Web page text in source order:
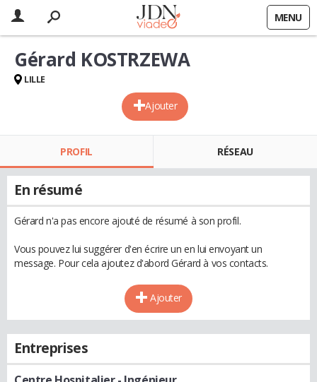
MENU
Ajouter
Gérard KOSTRZEWA
LILLE
PROFIL RÉSEAU
En résumé
Gérard n'a pas encore ajouté de résumé à son profil.
Vous pouvez lui suggérer d'en écrire un en lui envoyant un
message. Pour cela ajoutez d'abord Gérard à vos contacts.
Ajouter
Entreprises